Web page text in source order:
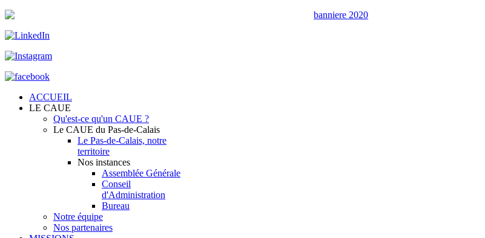
ACCUEIL
LE CAUE
Qu'est-ce qu'un CAUE ?
Le CAUE du Pas-de-Calais
Le Pas-de-Calais, notre
territoire
Nos instances
Assemblée Générale
Conseil
d'Administration
Bureau
Notre équipe
Nos partenaires